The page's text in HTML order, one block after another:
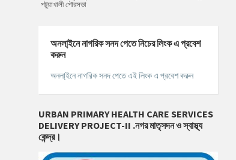
পটুয়াখালী পৌরসভা
অনলা্‌ইনে নাগরিক সনদ পেতে নিচের লিংক এ প্রবেশ
করুন
অনলা্‌ইনে নাগরিক সনদ পেতে এই লিংক এ প্রবেশ করুন
URBAN PRIMARY HEALTH CARE SERVICES
DELIVERY PROJECT-II .নগর মাতৃসদন ও স্বাস্থ্য
কেন্দ্র।